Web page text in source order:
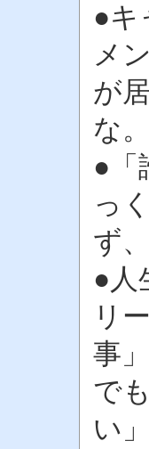
●キ
メ
が
な。
●「
っ
ず
●人
リ
事
で
い